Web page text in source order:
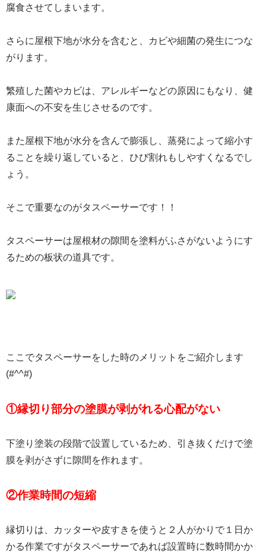
腐食させてしまいます。
さらに屋根下地が水分を含むと、カビや細菌の発生につな
がります。
繁殖した菌やカビは、アレルギーなどの原因にもなり、健
康面への不安を生じさせるのです。
また屋根下地が水分を含んで膨張し、蒸発によって縮小す
ることを繰り返していると、ひび割れもしやすくなるでし
ょう。
そこで重要なのがタスペーサーです！！
タスペーサーは屋根材の隙間を塗料がふさがないようにす
るための板状の道具です。
ここでタスペーサーをした時のメリットをご紹介します
(#^^#)
①縁切り部分の塗膜が剥がれる心配がない
下塗り塗装の段階で設置しているため、引き抜くだけで塗
膜を剥がさずに隙間を作れます。
②作業時間の短縮
縁切りは、カッターや皮すきを使うと２人がかりで１日か
かる作業ですがタスペーサーであれば設置時に数時間かか